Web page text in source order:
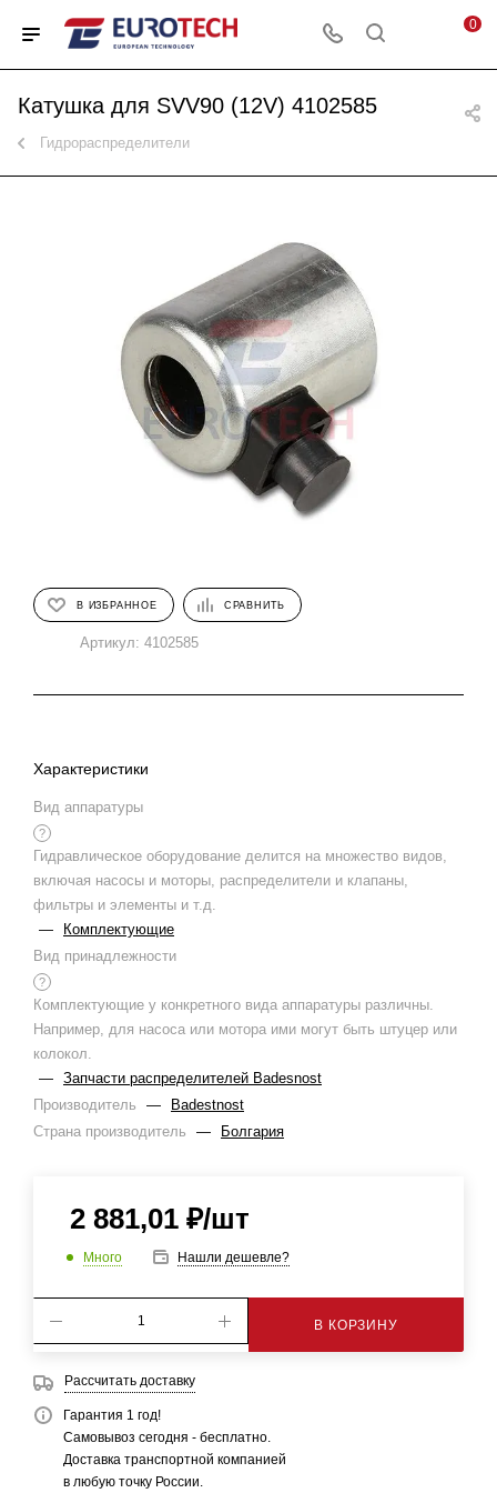
0
Катушка для SVV90 (12V) 4102585
Гидрораспределители
В ИЗБРАННОЕ СРАВНИТЬ
Артикул: 4102585
Характеристики
Вид аппаратуры
?
Гидравлическое оборудование делится на множество видов,
включая насосы и моторы, распределители и клапаны,
фильтры и элементы и т.д.
—
Комплектующие
Вид принадлежности
?
Комплектующие у конкретного вида аппаратуры различны.
Например, для насоса или мотора ими могут быть штуцер или
колокол.
— Запчасти распределителей Badesnost
Производитель
—
Badestnost
Страна производитель
— Болгария
2 881,01 ₽/шт
Много Нашли дешевле?
В КОРЗИНУ
Рассчитать доставку
Гарантия 1 год!
Самовывоз сегодня - бесплатно.
Доставка транспортной компанией
в любую точку России.